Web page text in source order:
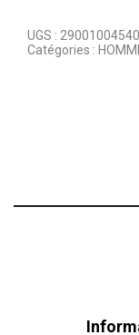
UGS :
Catégories :